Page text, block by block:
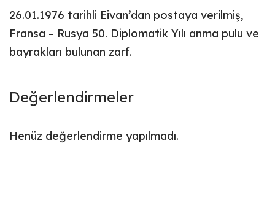
26.01.1976 tarihli Eivan’dan postaya verilmiş,
Fransa – Rusya 50. Diplomatik Yılı anma pulu ve
bayrakları bulunan zarf.
Değerlendirmeler
Henüz değerlendirme yapılmadı.